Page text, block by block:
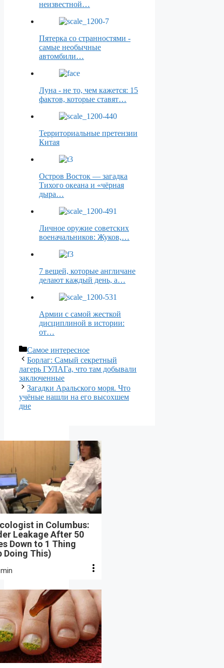
неизвестной…
Пятерка со странностями -
самые необычные
автомбили…
Луна - не то, чем кажется: 15
фактов, которые ставят…
Территориальные претензии
Китая
Остров Восток — загадка
Тихого океана и «чёрная
дыра…
Личное оружие советских
военачальников: Жуков,…
7 вещей, которые англичане
делают каждый день, а…
Армии с самой жесткой
дисциплиной в истории:
от…
Рубрики
Самое интересное
Борлаг: Самый секретный
лагерь ГУЛАГа, что там добывали
заключенные
Загадки Аральского моря. Что
учёные нашли на его высохшем
дне
in Columbus:
Leakage After 50
Down to 1 Thing
Doing This)